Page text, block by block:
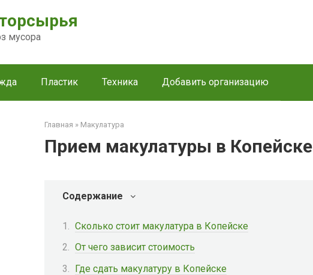
мусора
Пластик Техника Добавить организацию
Главная » Макулатура
Прием макулатуры в Копейске
Содержание
Сколько стоит макулатура в Копейске
От чего зависит стоимость
Где сдать макулатуру в Копейске